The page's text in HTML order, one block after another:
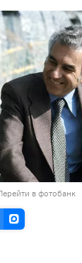
в фотобанк